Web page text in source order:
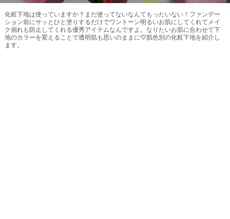
化粧下地は使っていますか？まだ使ってないなんてもったいない！ファンデー
ション前にサッとひと塗りするだけでワントーン明るいお肌にしてくれてメイ
ク崩れも防止してくれる優秀アイテムなんですよ。なりたいお肌に合わせて下
地のカラーを変えることで透明肌も思いのままに♡肌色別の化粧下地を紹介し
ます。